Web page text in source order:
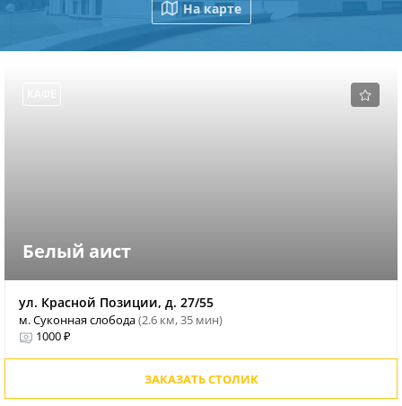
На карте
Белый аист
ул. Красной Позиции, д. 27/55
м. Суконная слобода(2.6 км, 35 мин)
1000 ₽
ЗАКАЗАТЬ СТОЛИК